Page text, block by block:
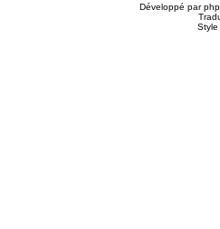
Développé par
Style